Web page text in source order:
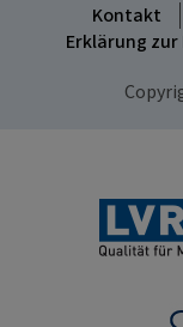
Kontakt
Erklärung